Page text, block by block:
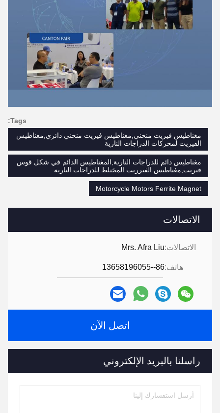
الاتصالات
الاتصالات:Mrs. Afra Liu
هاتف:86--13658196055
اتصل الآن
راسلنا بالبريد الإلكتروني
Tags:
مغناطيس فيريت منحني,مغناطيس فيريت منحني دائري,مغناطيس
الفيريت لمحركات الدراجات النارية
مغناطيس دائم للدراجات النارية,المغناطيس الدائم في شكل قوس
فيريت,مغناطيس الفيرريت المختلط للدراجات النارية
Motorcycle Motors Ferrite Magnet